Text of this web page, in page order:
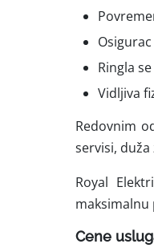
Ringla
Vidljiva
Redovnim
servisi,
Royal
maksimalnu
Cene